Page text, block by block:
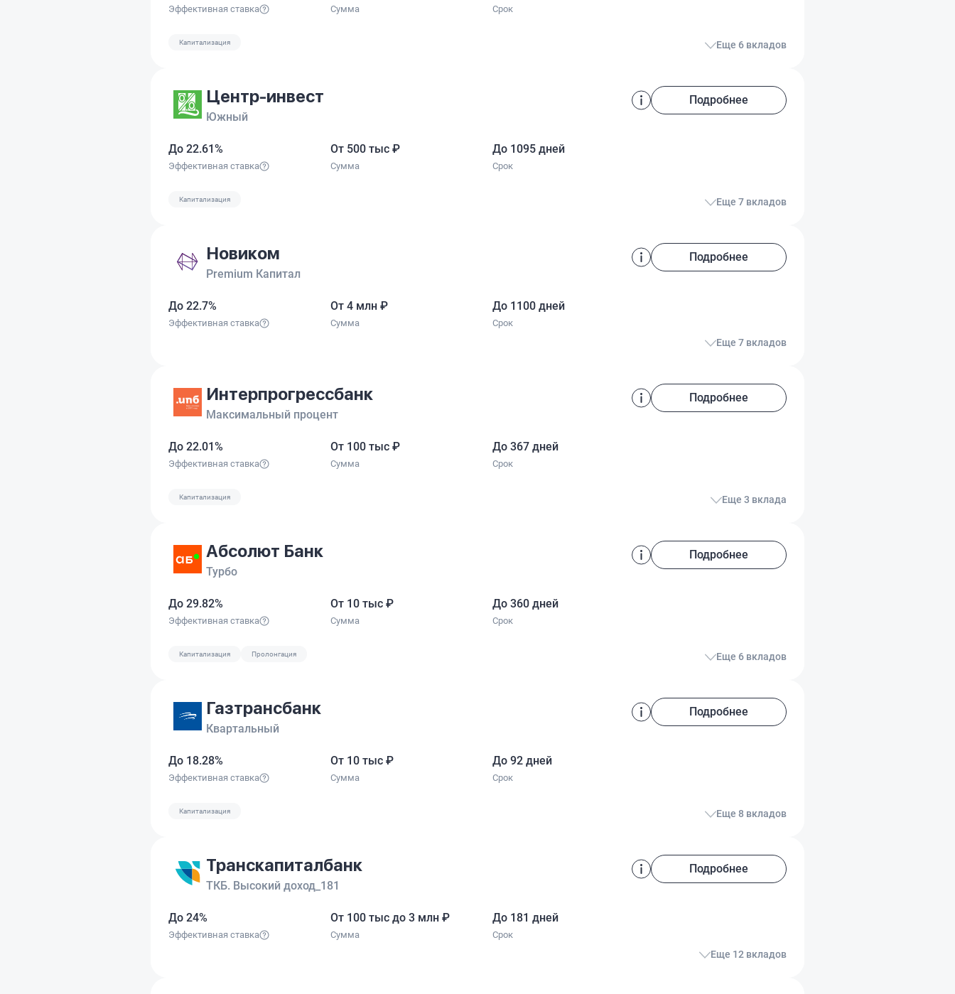
Эффективная ставка Сумма Срок
Капитализация Еще 6 вкладов
Центр-инвест
Южный
Подробнее
До 22.61%
Эффективная ставка
От 500 тыс ₽
Сумма
До 1095 дней
Срок
Капитализация Еще 7 вкладов
Новиком
Premium Капитал
Подробнее
До 22.7%
Эффективная ставка
От 4 млн ₽
Сумма
До 1100 дней
Срок
Еще 7 вкладов
Интерпрогрессбанк
Максимальный процент
Подробнее
До 22.01%
Эффективная ставка
От 100 тыс ₽
Сумма
До 367 дней
Срок
Капитализация Еще 3 вклада
Абсолют Банк
Турбо
Подробнее
До 29.82%
Эффективная ставка
От 10 тыс ₽
Сумма
До 360 дней
Срок
Капитализация Пролонгация Еще 6 вкладов
Газтрансбанк
Квартальный
Подробнее
До 18.28%
Эффективная ставка
От 10 тыс ₽
Сумма
До 92 дней
Срок
Капитализация Еще 8 вкладов
Транскапиталбанк
ТКБ. Высокий доход_181
Подробнее
До 24%
Эффективная ставка
От 100 тыс до 3 млн ₽
Сумма
До 181 дней
Срок
Еще 12 вкладов